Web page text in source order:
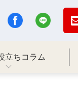
立ちコラム